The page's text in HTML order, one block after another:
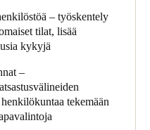
joku työskentelee
auki samana päivänä,
puolestaan ​​yhdellä hiiren
auttaneet tekemään The
ja houkuttelevan
terveitä
– työskentely
tilat, lisää
kykyjä
–
tekemään